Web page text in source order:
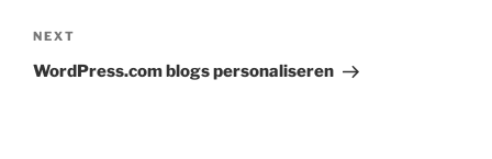
Next
Post
NEXT
WordPress.com blogs personaliseren